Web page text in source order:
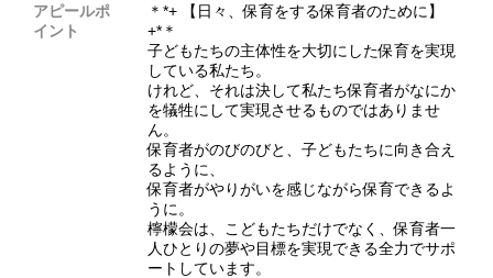
アピールポ
イント
＊*+ 【日々、保育をする保育者のために】
+*＊
子どもたちの主体性を大切にした保育を実現
している私たち。
けれど、それは決して私たち保育者がなにか
を犠牲にして実現させるものではありませ
ん。
保育者がのびのびと、子どもたちに向き合え
るように、
保育者がやりがいを感じながら保育できるよ
うに。
檸檬会は、こどもたちだけでなく、保育者一
人ひとりの夢や目標を実現できる全力でサポ
ートしています。